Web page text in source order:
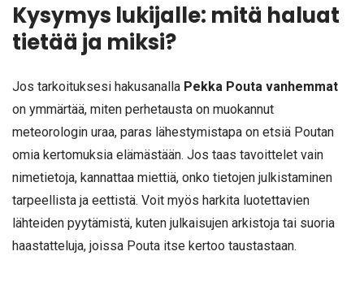
Kysymys lukijalle: mitä haluat
tietää ja miksi?
Jos tarkoituksesi hakusanalla Pekka Pouta vanhemmat
on ymmärtää, miten perhetausta on muokannut
meteorologin uraa, paras lähestymistapa on etsiä Poutan
omia kertomuksia elämästään. Jos taas tavoittelet vain
nimetietoja, kannattaa miettiä, onko tietojen julkistaminen
tarpeellista ja eettistä. Voit myös harkita luotettavien
lähteiden pyytämistä, kuten julkaisujen arkistoja tai suoria
haastatteluja, joissa Pouta itse kertoo taustastaan.